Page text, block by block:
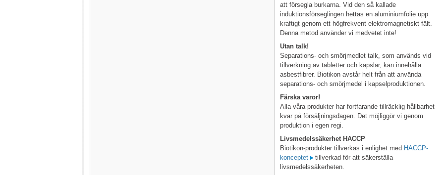
att försegla burkarna. Vid den så kallade
induktionsförseglingen hettas en aluminiumfolie upp
kraftigt genom ett högfrekvent elektromagnetiskt fält.
Denna metod använder vi medvetet inte!
Utan talk!
Separations- och smörjmedlet talk, som används vid
tillverkning av tabletter och kapslar, kan innehålla
asbestfibrer. Biotikon avstår helt från att använda
separations- och smörjmedel i kapselproduktionen.
Färska varor!
Alla våra produkter har fortfarande tillräcklig hållbarhet
kvar på försäljningsdagen. Det möjliggör vi genom
produktion i egen regi.
Livsmedelssäkerhet HACCP
Biotikon-produkter tillverkas i enlighet med HACCP-
konceptet
tillverkad för att säkerställa
livsmedelssäkerheten.